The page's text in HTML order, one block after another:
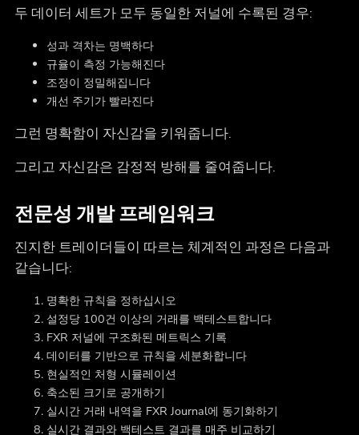
두 데이터 세트가 모두 동일한 저널에 수록된 경우:
성과 격차는 명백하다
규율이 측정 가능해진다
조정이 정밀해집니다
개선 주기가 빨라진다
그런 명확함이 자신감을 키워줍니다.
그리고 자신감은 감정적 방해를 줄여줍니다.
전문성 개발 프레임워크
진지한 트레이더들이 따르는 체계적인 과정은 다음과
같습니다:
명확한 규칙을 정하십시오
설정당 100건 이상의 거래를 백테스트합니다
FXR 저널에 구조화된 메트릭스 기록
데이터를 기반으로 규칙을 세분화합니다
현실적인 처형 시뮬레이션
축소된 크기로 공개하기
실시간 거래 내역을 FXR Journal에 동기화하기
실시간 결과와 백테스트 결과를 매주 비교하기